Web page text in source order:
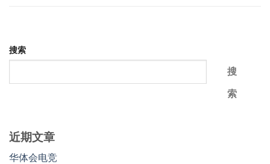
搜索
搜
索
近期文章
华体会电竞